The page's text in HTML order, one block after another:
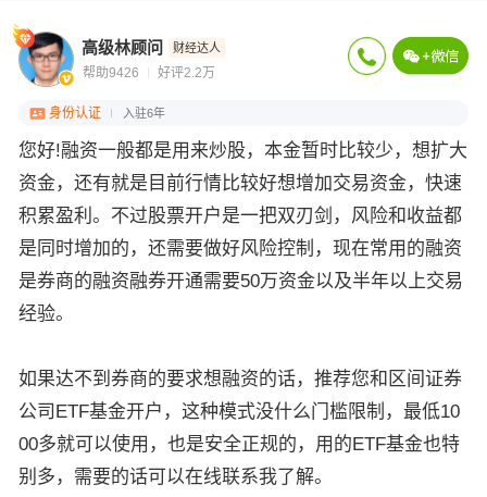
高级林顾问 财经达人
帮助9426 好评2.2万
身份认证 入驻6年
您好!融资一般都是用来炒股，本金暂时比较少，想扩大
资金，还有就是目前行情比较好想增加交易资金，快速
积累盈利。不过股票开户是一把双刃剑，风险和收益都
是同时增加的，还需要做好风险控制，现在常用的融资
是券商的融资融券开通需要50万资金以及半年以上交易
经验。
如果达不到券商的要求想融资的话，推荐您和区间证券
公司ETF基金开户，这种模式没什么门槛限制，最低10
00多就可以使用，也是安全正规的，用的ETF基金也特
别多，需要的话可以在线联系我了解。